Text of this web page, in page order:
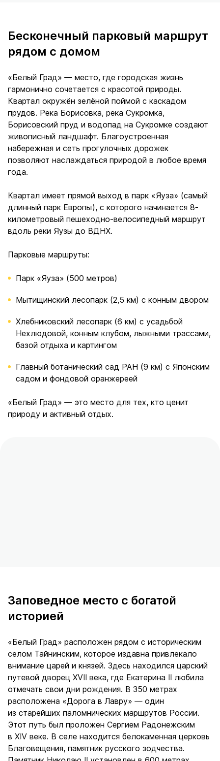
Бесконечный парковый маршрут
рядом с домом
«Белый Град» — место, где городская жизнь
гармонично сочетается с красотой природы.
Квартал окружён зелёной поймой с каскадом
прудов. Река Борисовка, река Сукромка,
Борисовский пруд и водопад на Сукромке создают
живописный ландшафт. Благоустроенная
набережная и сеть прогулочных дорожек
позволяют наслаждаться природой в любое время
года.
Квартал имеет прямой выход в парк «Яуза» (самый
длинный парк Европы), с которого начинается 8-
километровый пешеходно-велосипедный маршрут
вдоль реки Яузы до ВДНХ.
Парковые маршруты:
Парк «Яуза» (500 метров)
Мытищинский лесопарк (2,5 км) с конным двором
Хлебниковский лесопарк (6 км) с усадьбой
Нехлюдовой, конным клубом, лыжными трассами,
базой отдыха и картингом
Главный ботанический сад РАН (9 км) с Японским
садом и фондовой оранжереей
«Белый Град» — это место для тех, кто ценит
природу и активный отдых.
Заповедное место с богатой
историей
«Белый Град» расположен рядом с историческим
селом Тайнинским, которое издавна привлекало
внимание царей и князей. Здесь находился царский
путевой дворец XVII века, где Екатерина II любила
отмечать свои дни рождения. В 350 метрах
расположена «Дорога в Лавру» — один
из старейших паломнических маршрутов России.
Этот путь был проложен Сергием Радонежским
в XIV веке. В селе находится белокаменная церковь
Благовещения, памятник русского зодчества.